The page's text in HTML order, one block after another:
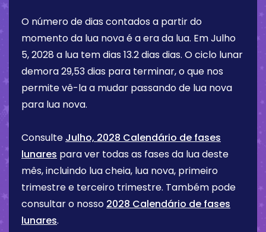
O número de dias contados a partir do
momento da lua nova é a era da lua. EmJulho
5, 2028 a lua tem dias 13.2 dias dias. O ciclo lunar
demora 29,53 dias para terminar, o que nos
permite vê-la a mudar passando de lua nova
para lua nova.
Consulte Julho, 2028 Calendário de fases
lunares para ver todas as fases da lua deste
mês, incluindo lua cheia, lua nova, primeiro
trimestre e terceiro trimestre. Também pode
consultar o nosso 2028 Calendário de fases
lunares.